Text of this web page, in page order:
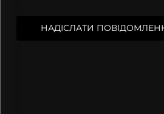
НАДІСЛАТИ